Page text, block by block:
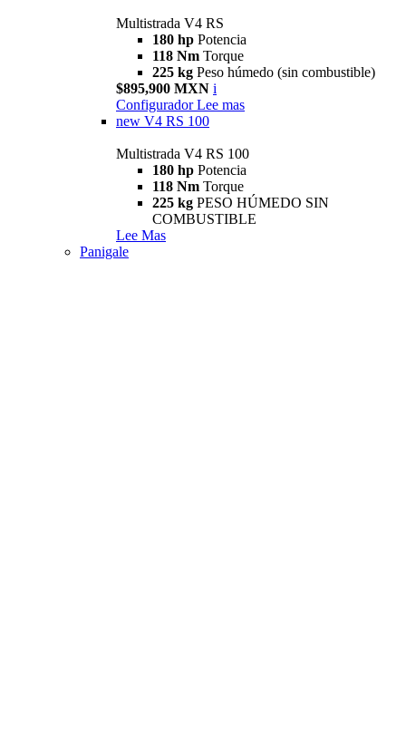
Multistrada V4 RS
180 hp Potencia
118 Nm Torque
225 kg Peso húmedo (sin combustible)
$895,900 MXN i
Configurador Lee mas
new V4 RS 100
Multistrada V4 RS 100
180 hp Potencia
118 Nm Torque
225 kg PESO HÚMEDO SIN
COMBUSTIBLE
Lee Mas
Panigale